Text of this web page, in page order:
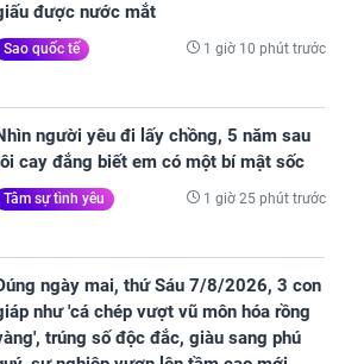
được nước mắt
Sao quốc tế 1 giờ 10 phút trước
người yêu đi lấy chồng, 5 năm sau
cay đắng biết em có một bí mật sốc
Tâm sự tình yêu 1 giờ 25 phút trước
ngày mai, thứ Sáu 7/8/2026, 3 con
như 'cá chép vượt vũ môn hóa rồng
trúng số độc đắc, giàu sang phú